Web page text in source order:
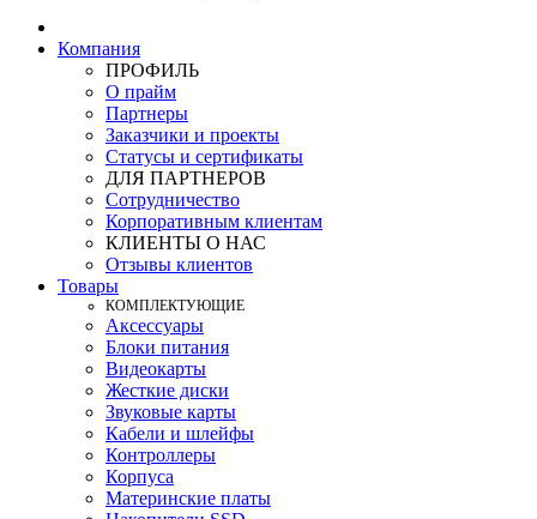
Компания
ПРОФИЛЬ
О прайм
Партнеры
Заказчики и проекты
Статусы и сертификаты
ДЛЯ ПАРТНЕРОВ
Сотрудничество
Корпоративным клиентам
КЛИЕНТЫ О НАС
Отзывы клиентов
Товары
КOМПЛЕКТУЮЩИЕ
Аксессуары
Блоки питания
Видеокарты
Жесткие диски
Звуковые карты
Кабели и шлейфы
Контроллеры
Корпуса
Материнские платы